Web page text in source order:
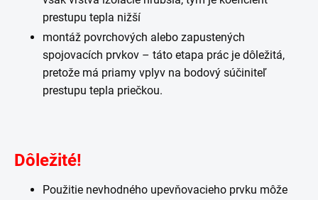
prestupu tepla nižší
montáž povrchových alebo zapustených
spojovacích prvkov – táto etapa prác je dôležitá,
pretože má priamy vplyv na bodový súčiniteľ
prestupu tepla priečkou.
Dôležité!
Použitie nevhodného upevňovacieho prvku môže